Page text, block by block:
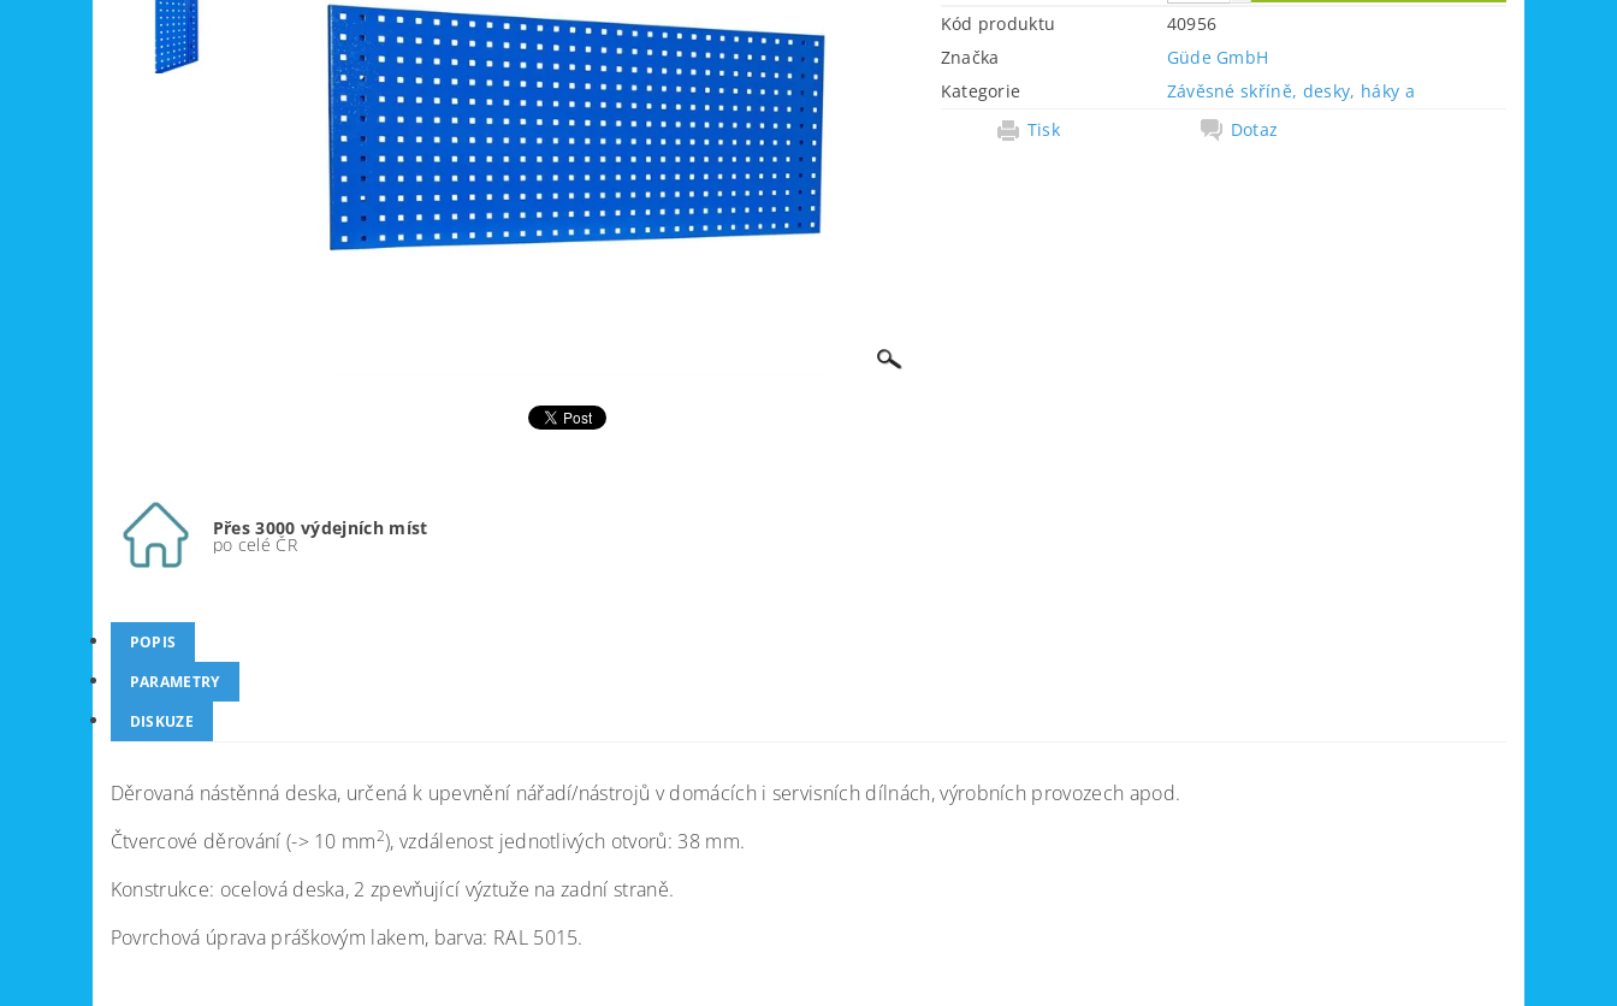
Kód produktu
40956
Značka
Güde GmbH
Kategorie
Závěsné skříně, desky, háky a
Tisk
Dotaz
Přes 3000 výdejních míst
po celé ČR
POPIS
PARAMETRY
DISKUZE
Děrovaná nástěnná deska, určená k upevnění nářadí/nástrojů v domácích i servisních dílnách, výrobních provozech apod.
Čtvercové děrování (-> 10 mm2), vzdálenost jednotlivých otvorů: 38 mm.
Konstrukce: ocelová deska, 2 zpevňující výztuže na zadní straně.
Povrchová úprava práškovým lakem, barva: RAL 5015.